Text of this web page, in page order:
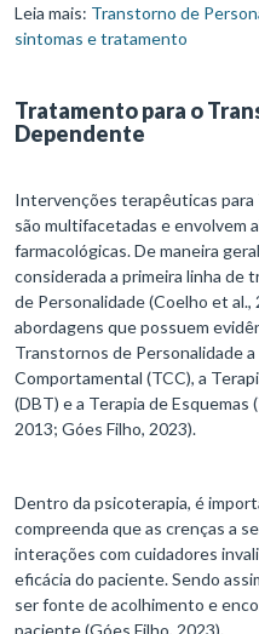
Leia mais: Transtorno de
sintomas e tratamento
Tratamento para o
Dependente
Intervenções terapêuticas
são multifacetadas e envolvem
farmacológicas. De maneira
considerada a primeira linha de
de Personalidade (Coelho et
abordagens que possuem
Transtornos de Personalidade
Comportamental (TCC), a
(DBT) e a Terapia de Esquemas
2013; Góes Filho, 2023).
Dentro da psicoterapia, é
compreenda que as crenças a
interações com cuidadores
eficácia do paciente. Sendo
ser fonte de acolhimento e
paciente (Góes Filho, 2023).